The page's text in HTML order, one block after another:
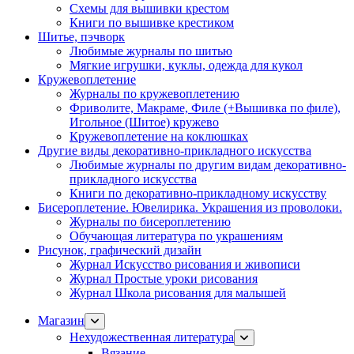
Схемы для вышивки крестом
Книги по вышивке крестиком
Шитье, пэчворк
Любимые журналы по шитью
Мягкие игрушки, куклы, одежда для кукол
Кружевоплетение
Журналы по кружевоплетению
Фриволите, Макраме, Филе (+Вышивка по филе),
Игольное (Шитое) кружево
Кружевоплетение на коклюшках
Другие виды декоративно-прикладного искусства
Любимые журналы по другим видам декоративно-
прикладного искусства
Книги по декоративно-прикладному искусству
Бисероплетение. Ювелирика. Украшения из проволоки.
Журналы по бисероплетению
Обучающая литература по украшениям
Рисунок, графический дизайн
Журнал Искусство рисования и живописи
Журнал Простые уроки рисования
Журнал Школа рисования для малышей
Магазин
Нехудожественная литература